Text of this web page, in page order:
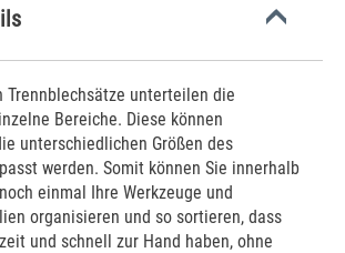
Trennblechsätze unterteilen die
Bereiche. Diese können
unterschiedlichen Größen des
werden. Somit können Sie innerhalb
einmal Ihre Werkzeuge und
organisieren und so sortieren, dass
und schnell zur Hand haben, ohne